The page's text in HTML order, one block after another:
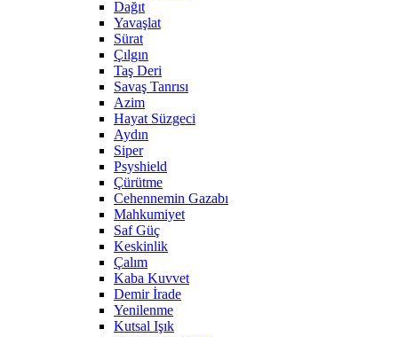
Dağıt
Yavaşlat
Sürat
Çılgın
Taş Deri
Savaş Tanrısı
Azim
Hayat Süzgeci
Aydın
Siper
Psyshield
Çürütme
Cehennemin Gazabı
Mahkumiyet
Saf Güç
Keskinlik
Çalım
Kaba Kuvvet
Demir İrade
Yenilenme
Kutsal Işık